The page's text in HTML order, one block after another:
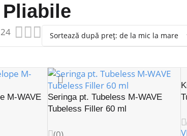
24
M-WAVE
Seringa pt. Tubeless M-WAVE
Tubeless Filler 60 ml